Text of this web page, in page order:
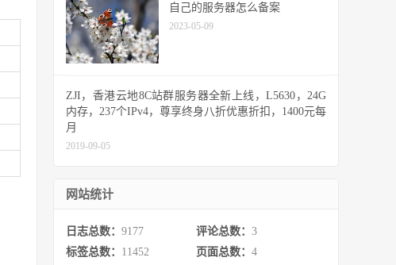
自己的服务器怎么备案
2023-05-09
ZJI，香港云地8C站群服务器全新上线，L5630，24G
内存，237个IPv4，尊享终身八折优惠折扣，1400元每
月
2019-09-05
网站统计
日志总数： 9177 评论总数： 3
标签总数： 11452 页面总数： 4